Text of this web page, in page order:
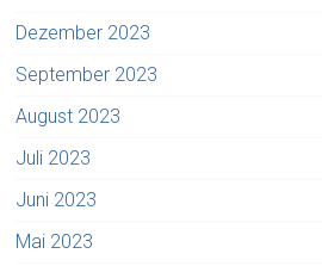
Dezember 2023
September 2023
August 2023
Juli 2023
Juni 2023
Mai 2023